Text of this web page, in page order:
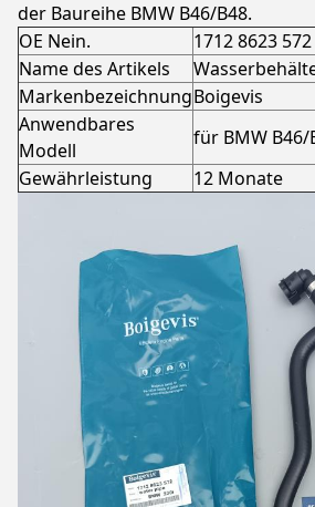
der Baureihe BMW B46/B48.
OE Nein.
1712 8623 572
Name des Artikels
MarkenbezeichnungBoigevis
Anwendbares
Modell
für BMW B46/
Gewährleistung
12 Monate